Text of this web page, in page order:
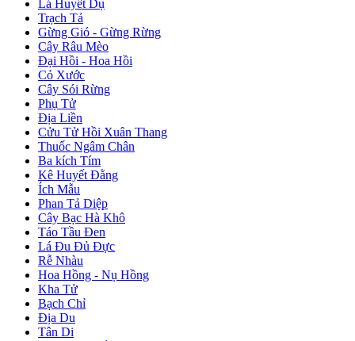
Lá Huyết Dụ
Trạch Tả
Gừng Gió - Gừng Rừng
Cây Râu Mèo
Đại Hồi - Hoa Hồi
Cỏ Xước
Cây Sói Rừng
Phụ Tử
Địa Liền
Cửu Tử Hồi Xuân Thang
Thuốc Ngâm Chân
Ba kích Tím
Kê Huyết Đằng
Ích Mẫu
Phan Tả Diệp
Cây Bạc Hà Khô
Táo Tầu Đen
Lá Đu Đủ Đực
Rễ Nhàu
Hoa Hồng - Nụ Hồng
Kha Tử
Bạch Chỉ
Địa Du
Tân Di